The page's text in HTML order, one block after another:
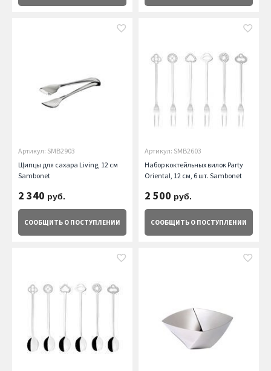
Артикул: SMB2903
Щипцы для сахара Living, 12 см
Sambonet
2 340 руб.
СООБЩИТЬ О ПОСТУПЛЕНИИ
Артикул: SMB2603
Набор коктейльных вилок Party
Oriental, 12 см, 6 шт. Sambonet
2 500 руб.
СООБЩИТЬ О ПОСТУПЛЕНИИ